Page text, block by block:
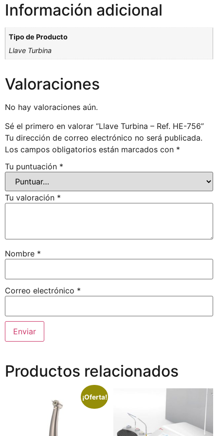
Información adicional
Tipo de Producto
Llave Turbina
Valoraciones
No hay valoraciones aún.
Sé el primero en valorar “Llave Turbina – Ref. HE-756”
Tu dirección de correo electrónico no será publicada.
Los campos obligatorios están marcados con *
Tu puntuación *
Tu valoración *
Nombre *
Correo electrónico *
Productos relacionados
¡Oferta!